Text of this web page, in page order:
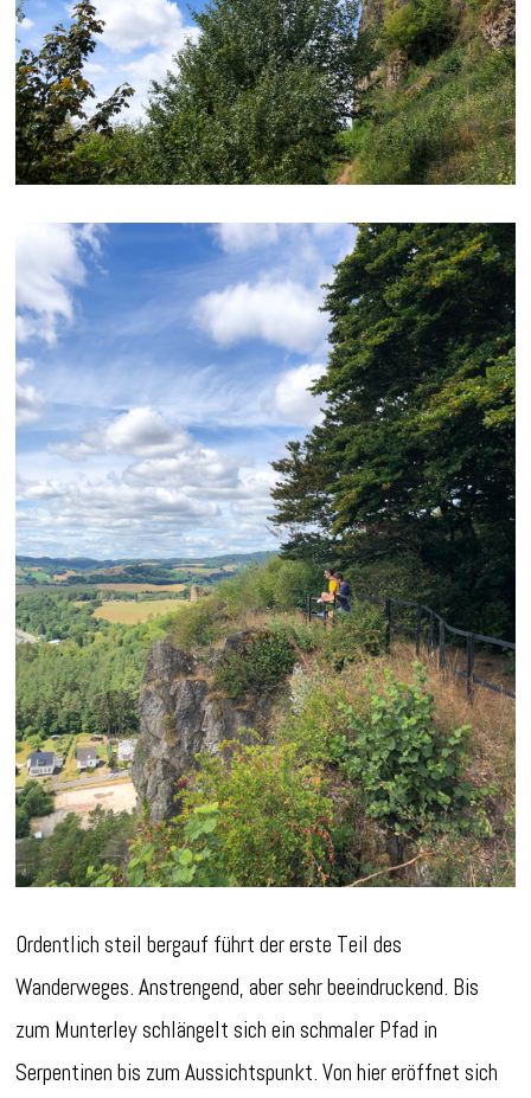
Ordentlich steil bergauf führt der erste Teil des
Wanderweges. Anstrengend, aber sehr beeindruckend. Bis
zum Munterley schlängelt sich ein schmaler Pfad in
Serpentinen bis zum Aussichtspunkt. Von hier eröffnet sich